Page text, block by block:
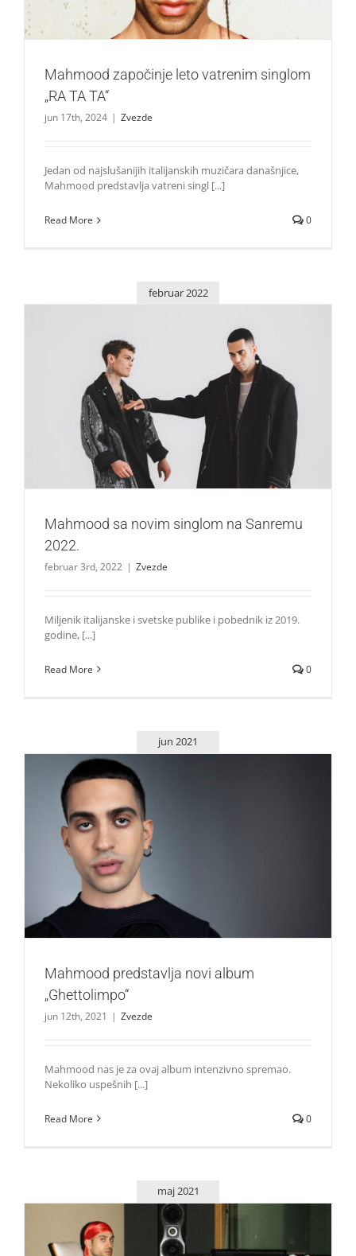
Mahmood započinje leto vatrenim singlom
„RA TA TA“
jun 17th, 2024 | Zvezde
Jedan od najslušanijih italijanskih muzičara današnjice,
Mahmood predstavlja vatreni singl [...]
Read More 0
februar 2022
Mahmood sa novim singlom na Sanremu 2022.
Zvezde
Mahmood sa novim singlom na Sanremu
2022.
februar 3rd, 2022 | Zvezde
Miljenik italijanske i svetske publike i pobednik iz 2019.
godine, [...]
Read More 0
jun 2021
Mahmood predstavlja novi album „Ghettolimpo“
Mahmood predstavlja novi album
„Ghettolimpo“
jun 12th, 2021 | Zvezde
Mahmood nas je za ovaj album intenzivno spremao.
Nekoliko uspešnih [...]
Read More 0
maj 2021